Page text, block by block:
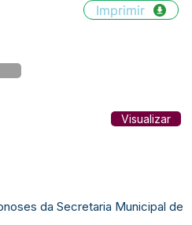
Imprimir
Visualizar
da Secretaria Municipal de